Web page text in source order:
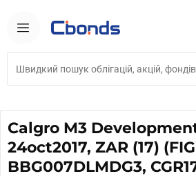
Calgro M3
24oct2017, ZAR (17)
BBG007DLMDG3,